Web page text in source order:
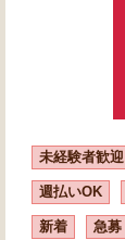
未経験者歓迎
週払いOK
新着 急募